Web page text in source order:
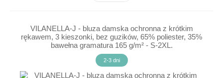
VILANELLA-J - bluza damska ochronna z krótkim
rękawem, 3 kieszonki, bez guzików, 65% poliester, 35%
bawełna gramatura 165 g/m² - S-2XL.
2-3 dni